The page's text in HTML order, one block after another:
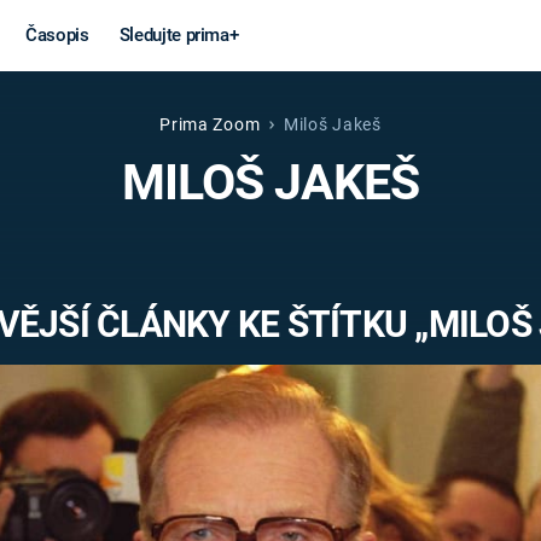
Časopis Sledujte prima+
Věda a
technika
MARS
VÁLEČNÉ
Záhady a
Prima Zoom Miloš Jakeš
MILOŠ JAKEŠ
ČLÁNKY KE ŠTÍTKU „MILOŠ